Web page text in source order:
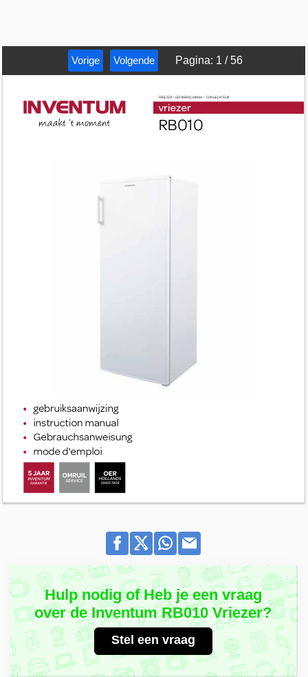
Vorige Volgende Pagina: 1 /56
Hulp nodig of Heb je een vraag
over de Inventum RB010 Vriezer?
Stel een vraag